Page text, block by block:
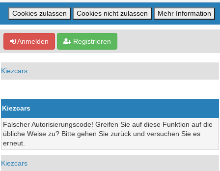
Anmelden Registrieren
Kiezcars
Kiezcars
Falscher Autorisierungscode! Greifen Sie auf diese Funktion auf die
übliche Weise zu? Bitte gehen Sie zurück und versuchen Sie es
erneut.
Kiezcars